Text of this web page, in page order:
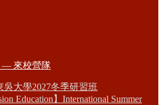
— 來校營隊
吳大學2027冬季研習班
Education】International Summer